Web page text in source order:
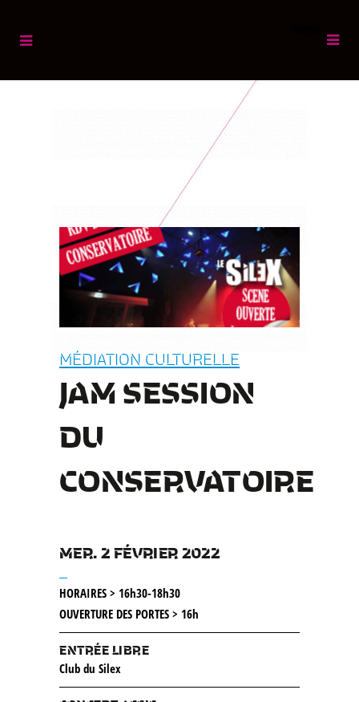
MÉDIATION CULTURELLE
JAM SESSION
DU
CONSERVATOIRE
MER. 2 FÉVRIER 2022
HORAIRES > 16h30-18h30
OUVERTURE DES PORTES > 16h
ENTRÉE LIBRE
Club du Silex